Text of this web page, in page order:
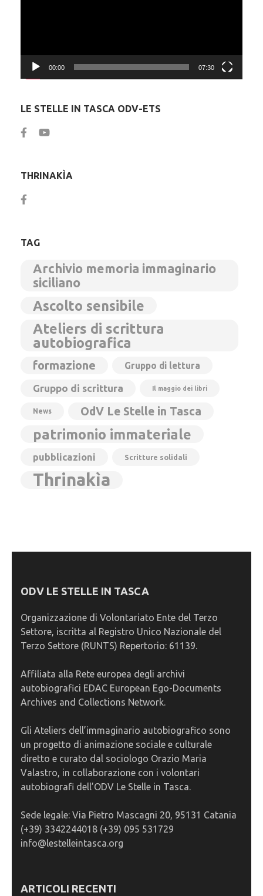
00:00 07:30
LE STELLE IN TASCA ODV-ETS
THRINAKÌA
TAG
Archivio memoria immaginario
siciliano
Ascolto sensibile
Ateliers di scrittura
autobiografica
formazione Gruppo di lettura
Gruppo di scrittura Il maggio dei libri
News OdV Le Stelle in Tasca
patrimonio immateriale
pubblicazioni Scritture solidali
Thrinakìa
ODV LE STELLE IN TASCA
Organizzazione di Volontariato Ente del Terzo
Settore, iscritta al Registro Unico Nazionale del
Terzo Settore (RUNTS) Repertorio: 61139.
Affiliata alla Rete europea degli archivi
autobiografici EDAC European Ego-Documents
Archives and Collections Network.
Gli Ateliers dell’immaginario autobiografico sono
un progetto di animazione sociale e culturale
diretto e curato dal sociologo Orazio Maria
Valastro, in collaborazione con i volontari
autobiografi dell’ODV Le Stelle in Tasca.
Sede legale: Via Pietro Mascagni 20, 95131 Catania
(+39) 3342244018 (+39) 095 531729
info@lestelleintasca.org
ARTICOLI RECENTI